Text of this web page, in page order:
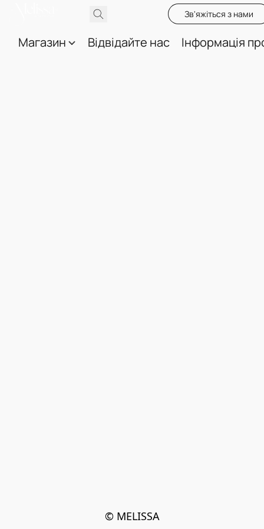
Зв'яжіться з нами
Магазин Відвідайте нас Інформація
© MELISSA